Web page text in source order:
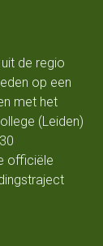
de regio
op een
met het
(Leiden)
officiële